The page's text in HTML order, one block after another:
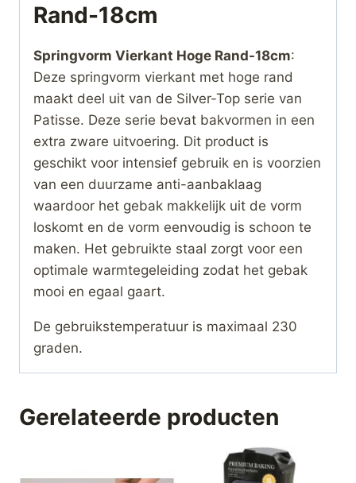
Rand-18cm
Springvorm Vierkant Hoge Rand-18cm:
Deze springvorm vierkant met hoge rand
maakt deel uit van de Silver-Top serie van
Patisse. Deze serie bevat bakvormen in een
extra zware uitvoering. Dit product is
geschikt voor intensief gebruik en is voorzien
van een duurzame anti-aanbaklaag
waardoor het gebak makkelijk uit de vorm
loskomt en de vorm eenvoudig is schoon te
maken. Het gebruikte staal zorgt voor een
optimale warmtegeleiding zodat het gebak
mooi en egaal gaart.
De gebruikstemperatuur is maximaal 230
graden.
Gerelateerde producten